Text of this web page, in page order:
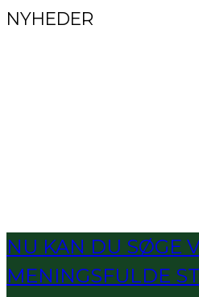
NYHEDER
NU KAN DU SØGE
MENINGSFULDE